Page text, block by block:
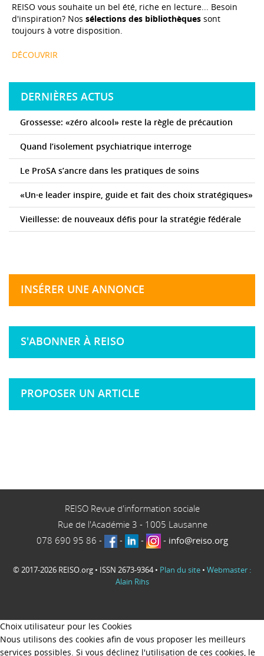
REISO vous souhaite un bel été, riche en lecture... Besoin
d'inspiration? Nos sélections des bibliothèques sont
toujours à votre disposition.
DÉCOUVRIR
DERNIÈRES ACTUS
Grossesse: «zéro alcool» reste la règle de précaution
Quand l’isolement psychiatrique interroge
Le ProSA s’ancre dans les pratiques de soins
«Un·e leader inspire, guide et fait des choix stratégiques»
Vieillesse: de nouveaux défis pour la stratégie fédérale
INSÉRER UNE ANNONCE
S'ABONNER À REISO
PROPOSER UN ARTICLE
REISO Revue d'information sociale
Rue de l'Académie 3 - 1005 Lausanne
078 690 95 86 - - - - info@reiso.org
© 2017-2026 REISO.org • ISSN 2673-9364 • Plan du site • Webmaster :
Alain Rihs
Choix utilisateur pour les Cookies
Nous utilisons des cookies afin de vous proposer les meilleurs
services possibles. Si vous déclinez l'utilisation de ces cookies, le